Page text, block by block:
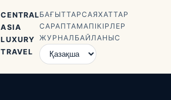
CENTRAL
ASIA
LUXURY
TRAVEL
БАҒЫТТАРСАЯХАТТАР
САРАПТАМАПІКІРЛЕР
ЖУРНАЛ БАЙЛАНЫС